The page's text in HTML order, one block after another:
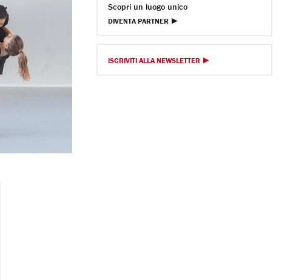
Scopri un luogo unico
DIVENTA PARTNER
ISCRIVITI ALLA NEWSLETTER